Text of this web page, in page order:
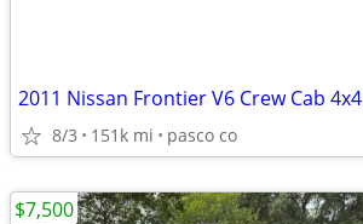
2011 Nissan Frontier V6 Crew Cab 4x4
8/3 151k mi pasco co
$7,500